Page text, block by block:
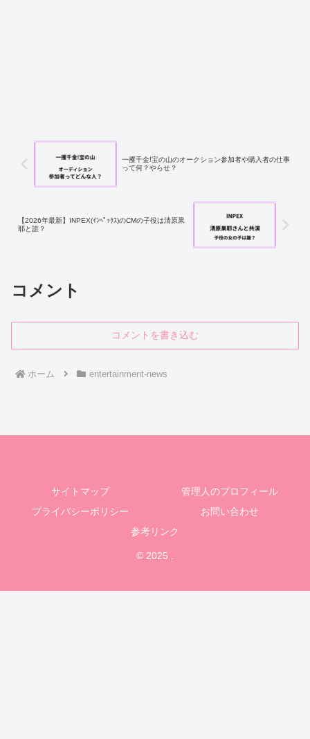
一攫千金!宝の山のオークション参加者や購入者の仕事
って何？やらせ？
【2026年最新】INPEX(ｲﾝﾍﾟｯｸｽ)のCMの子役は清原果
耶と誰？
コメント
コメントを書き込む
ホーム entertainment-news
サイトマップ
管理人のプロフィール
プライバシーポリシー
お問い合わせ
参考リンク
© 2025 .